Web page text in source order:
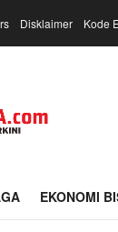
Disklaimer Kode
EKONOMI